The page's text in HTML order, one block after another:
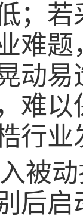
；
难
动
难
行
被
后